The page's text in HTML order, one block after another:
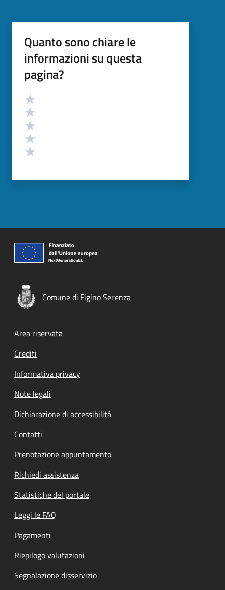
Quanto sono chiare le
informazioni su questa
pagina?
Valutazione
Comune di Figino Serenza
Footer menu
Area riservata
Crediti
Informativa privacy
Note legali
Dichiarazione di accessibilità
Contatti
Prenotazione appuntamento
Richiedi assistenza
Statistiche del portale
Leggi le FAQ
Pagamenti
Riepilogo valutazioni
Segnalazione disservizio